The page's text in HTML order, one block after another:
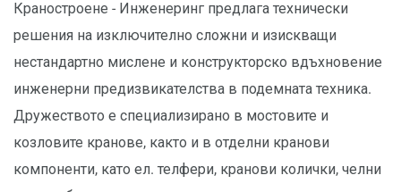
Краностроене - Инженеринг предлага технически
решения на изключително сложни и изискващи
нестандартно мислене и конструкторско вдъхновение
инженерни предизвикателства в подемната техника.
Дружеството е специализирано в мостовите и
козловите кранове, както и в отделни кранови
компоненти, като ел. телфери, кранови колички, челни